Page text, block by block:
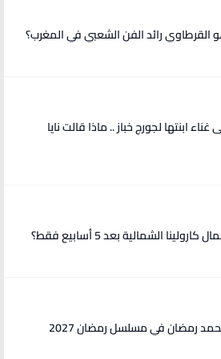
ابنة وفاء موصللي تعلّق على غناء ابنتها لجورج خباز .. ماذا قالت نايا
الشمالية بعد 5 أسابيع فقط؟